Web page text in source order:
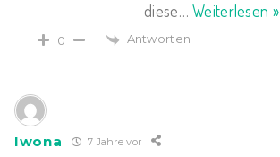
diese…Weiterlesen »
0 Antworten
Iwona 7 Jahre vor